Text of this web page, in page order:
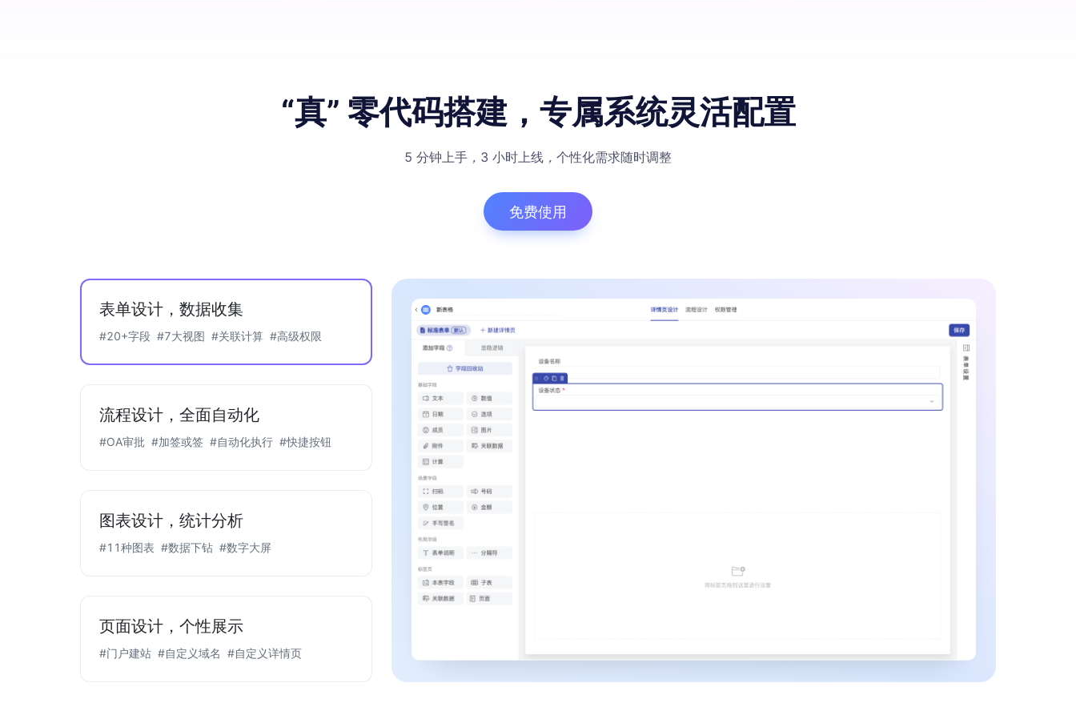
“真” 零代码搭建， 专属系统灵活配置
5 分钟上手 ， 3 小时上线 ， 个性化需求随时调整
免费使用
表单设计，数据收集
#20+字段 #7大视图 #关联计算 #高级权限
流程设计，全面自动化
#OA审批 #加签或签 #自动化执行 #快捷按钮
图表设计，统计分析
#11种图表 #数据下钻 #数字大屏
页面设计，个性展示
#门户建站 #自定义域名 #自定义详情页